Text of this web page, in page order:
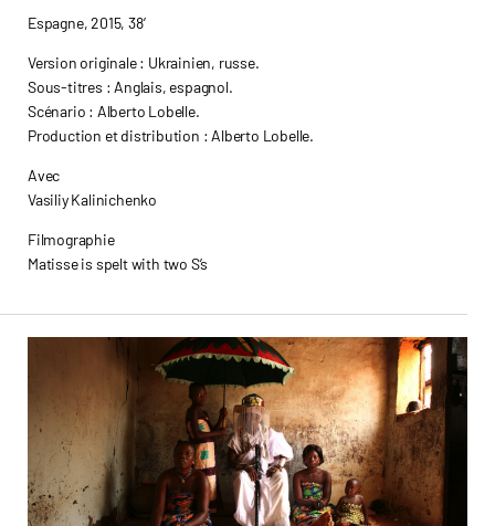
Espagne, 2015, 38’
Version originale : Ukrainien, russe.
Sous-titres : Anglais, espagnol.
Scénario : Alberto Lobelle.
Production et distribution : Alberto Lobelle.
Avec
Vasiliy Kalinichenko
Filmographie
Matisse is spelt with two S’s